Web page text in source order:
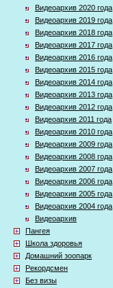
Видеоархив 2020 года
Видеоархив 2019 года
Видеоархив 2018 года
Видеоархив 2017 года
Видеоархив 2016 года
Видеоархив 2015 года
Видеоархив 2014 года
Видеоархив 2013 года
Видеоархив 2012 года
Видеоархив 2011 года
Видеоархив 2010 года
Видеоархив 2009 года
Видеоархив 2008 года
Видеоархив 2007 года
Видеоархив 2006 года
Видеоархив 2005 года
Видеоархив 2004 года
Видеоархив
Пангея
Школа здоровья
Домашний зоопарк
Рекордсмен
Без визы